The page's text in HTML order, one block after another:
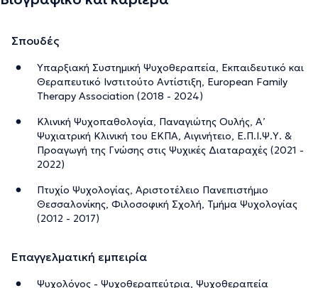
Σπουδές
Υπαρξιακή Συστημική Ψυχοθεραπεία, Εκπαιδευτικό και
Θεραπευτικό Ινστιτούτο Αντίστιξη, European Family
Therapy Association (2018 - 2024)
Κλινική Ψυχοπαθολογία, Παναγιώτης Ουλής, Α’
Ψυχιατρική Κλινική του ΕΚΠΑ, Αιγινήτειο, Ε.Π.Ι.Ψ.Υ. &
Προαγωγή της Γνώσης στις Ψυχικές Διαταραχές (2021 -
2022)
Πτυχίο Ψυχολογίας, Αριστοτέλειο Πανεπιστήμιο
Θεσσαλονίκης, Φιλοσοφική Σχολή, Τμήμα Ψυχολογίας
(2012 - 2017)
Επαγγελματική εμπειρία
Ψυχολόγος - Ψυχοθεραπεύτρια, Ψυχοθεραπεία